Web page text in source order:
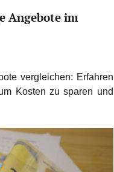
Angebote im
vergleichen: Erfahren
Kosten zu sparen und